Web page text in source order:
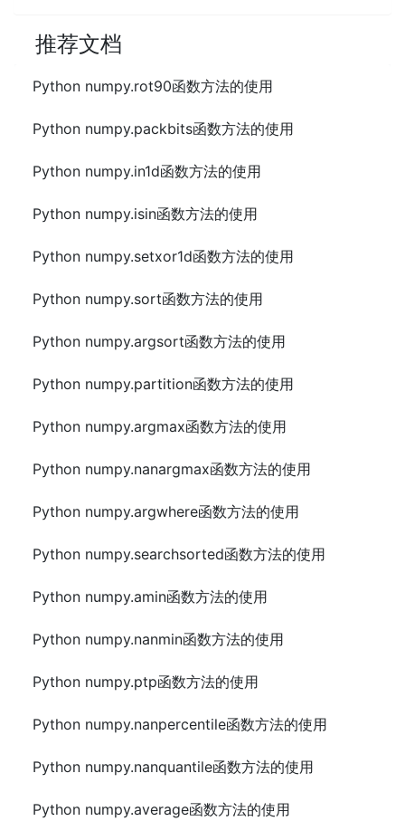
推荐文档
Python numpy.rot90函数方法的使用
Python numpy.packbits函数方法的使用
Python numpy.in1d函数方法的使用
Python numpy.isin函数方法的使用
Python numpy.setxor1d函数方法的使用
Python numpy.sort函数方法的使用
Python numpy.argsort函数方法的使用
Python numpy.partition函数方法的使用
Python numpy.argmax函数方法的使用
Python numpy.nanargmax函数方法的使用
Python numpy.argwhere函数方法的使用
Python numpy.searchsorted函数方法的使用
Python numpy.amin函数方法的使用
Python numpy.nanmin函数方法的使用
Python numpy.ptp函数方法的使用
Python numpy.nanpercentile函数方法的使用
Python numpy.nanquantile函数方法的使用
Python numpy.average函数方法的使用